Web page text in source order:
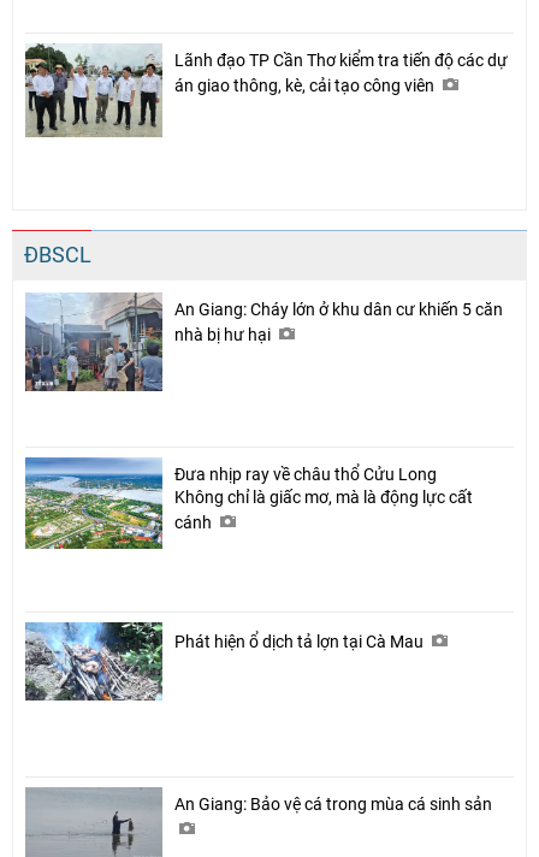
Lãnh đạo TP Cần Thơ kiểm tra tiến độ các dự
án giao thông, kè, cải tạo công viên
ĐBSCL
An Giang: Cháy lớn ở khu dân cư khiến 5 căn
nhà bị hư hại
Đưa nhịp ray về châu thổ Cửu Long
Không chỉ là giấc mơ, mà là động lực cất
cánh
Phát hiện ổ dịch tả lợn tại Cà Mau
An Giang: Bảo vệ cá trong mùa cá sinh sản